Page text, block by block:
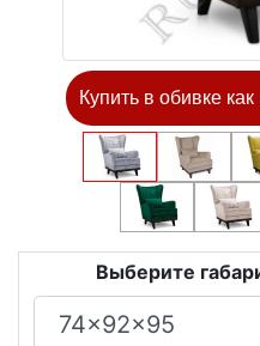
Купить в обивке
Выберите